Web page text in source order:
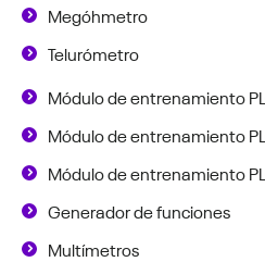
Megóhmetro
Telurómetro
Módulo de entrenamiento
Módulo de entrenamiento
Módulo de entrenamiento
Generador de funciones
Multímetros